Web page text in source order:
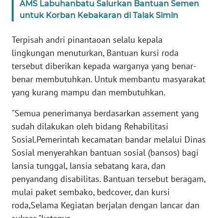
AMS Labuhanbatu Salurkan Bantuan Semen
untuk Korban Kebakaran di Talak Simin
Terpisah andri pinantaoan selalu kepala
lingkungan menuturkan, Bantuan kursi roda
tersebut diberikan kepada warganya yang benar-
benar membutuhkan. Untuk membantu masyarakat
yang kurang mampu dan membutuhkan.
"Semua penerimanya berdasarkan assement yang
sudah dilakukan oleh bidang Rehabilitasi
Sosial.Pemerintah kecamatan bandar melalui Dinas
Sosial menyerahkan bantuan sosial (bansos) bagi
lansia tunggal, lansia sebatang kara, dan
penyandang disabilitas. Bantuan tersebut beragam,
mulai paket sembako, bedcover, dan kursi
roda,Selama Kegiatan berjalan dengan lancar dan
WN
WN
KALSEL
WN
WN
SULSEL
WN
GORONTALO
WN
SULUT